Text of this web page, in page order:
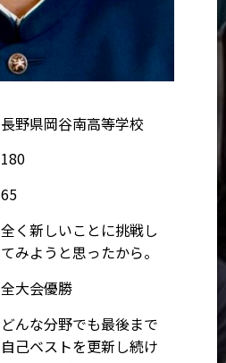
長野県岡谷南高等学校
180
65
全く新しいことに挑戦し
てみようと思ったから。
全大会優勝
どんな分野でも最後まで
自己ベストを更新し続け